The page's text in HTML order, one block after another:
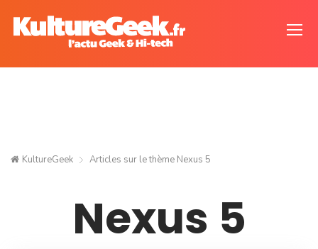
KultureGeek Articles sur le thème Nexus 5
Nexus 5